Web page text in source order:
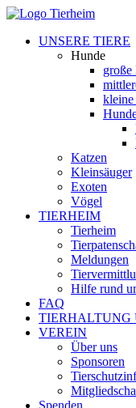
UNSERE TIERE
Hunde
große
Katzen
Kleinsäuger
Exoten
Vögel
TIERHEIM
Tierheim
Meldungen
Hilfe rund
FAQ
TIERHALTUNG
VEREIN
Über uns
Sponsoren
Spenden